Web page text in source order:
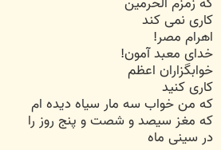
کاری نمی کند
اهرام مصر!
خدای معبد آمون!
خوابگزاران اعظم
کاری کنید
که من خواب سه مار سیاه دیده ام
که مغز سیصد و شصت و پنج روز را
در سینی ماه